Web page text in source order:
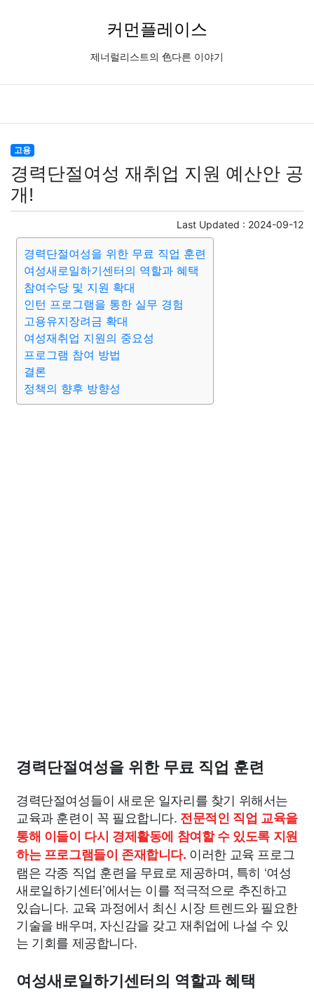
커먼플레이스
제너럴리스트의 色다른 이야기
고용
경력단절여성 재취업 지원 예산안 공
개!
Last Updated : 2024-09-12
경력단절여성을 위한 무료 직업 훈련
여성새로일하기센터의 역할과 혜택
참여수당 및 지원 확대
인턴 프로그램을 통한 실무 경험
고용유지장려금 확대
여성재취업 지원의 중요성
프로그램 참여 방법
결론
정책의 향후 방향성
경력단절여성을 위한 무료 직업 훈련
경력단절여성들이 새로운 일자리를 찾기 위해서는
교육과 훈련이 꼭 필요합니다. 전문적인 직업 교육을
통해 이들이 다시 경제활동에 참여할 수 있도록 지원
하는 프로그램들이 존재합니다. 이러한 교육 프로그
램은 각종 직업 훈련을 무료로 제공하며, 특히 ‘여성
새로일하기센터’에서는 이를 적극적으로 추진하고
있습니다. 교육 과정에서 최신 시장 트렌드와 필요한
기술을 배우며, 자신감을 갖고 재취업에 나설 수 있
는 기회를 제공합니다.
여성새로일하기센터의 역할과 혜택